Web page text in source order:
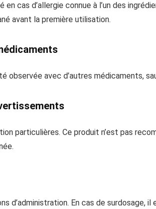
cas d’allergie connue à l’un des
avant la première utilisation.
observée avec d’autres médicaments,
particulières. Ce produit n’est pas
d’administration. En cas de surdosage,